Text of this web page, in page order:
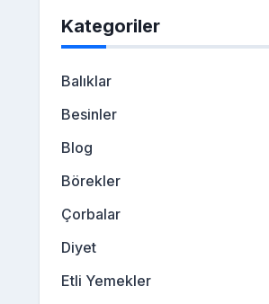
Kategoriler
Balıklar
Besinler
Blog
Börekler
Çorbalar
Diyet
Etli Yemekler